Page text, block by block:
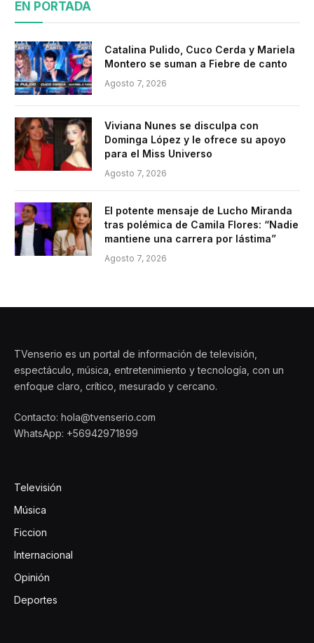
EN PORTADA
Catalina Pulido, Cuco Cerda y Mariela
Montero se suman a Fiebre de canto
Agosto 7, 2026
Viviana Nunes se disculpa con
Dominga López y le ofrece su apoyo
para el Miss Universo
Agosto 7, 2026
El potente mensaje de Lucho Miranda
tras polémica de Camila Flores: “Nadie
mantiene una carrera por lástima”
Agosto 7, 2026
TVenserio es un portal de información de televisión,
espectáculo, música, entretenimiento y tecnología, con un
enfoque claro, crítico, mesurado y cercano.
Contacto: hola@tvenserio.com
WhatsApp: +56942971899
Televisión
Música
Ficcion
Internacional
Opinión
Deportes